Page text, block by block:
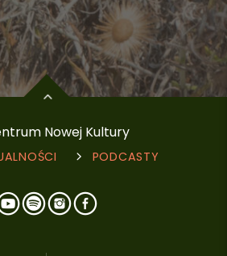
Nowej Kultury
PODCASTY